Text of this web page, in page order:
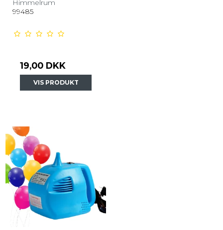
Himmelrum
99485
19,00 DKK
VIS PRODUKT